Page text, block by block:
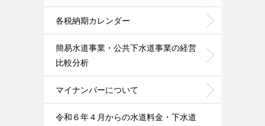
各税納期カレンダー
簡易水道事業・公共下水道事業の経営
比較分析
マイナンバーについて
令和６年４月からの水道料金・下水道